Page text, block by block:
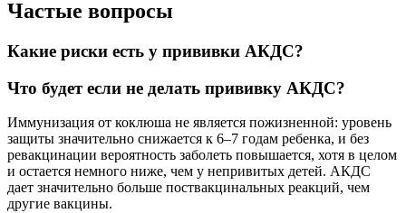
Частые вопросы
Какие риски есть у прививки АКДС?
Что будет если не делать прививку АКДС?
Иммунизация от коклюша не является пожизненной: уровень
защиты значительно снижается к 6–7 годам ребенка, и без
ревакцинации вероятность заболеть повышается, хотя в целом
и остается немного ниже, чем у непривитых детей. АКДС
дает значительно больше поствакцинальных реакций, чем
другие вакцины.